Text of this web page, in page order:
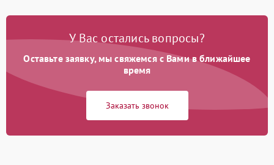
У Вас остались вопросы?
Оставьте заявку, мы свяжемся с Вами в ближайшее
время
Заказать звонок